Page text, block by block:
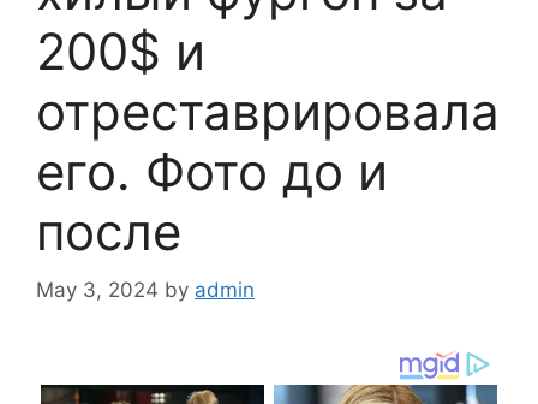
200$ и
отреставрировала
его. Фото до и
после
May 3, 2024 by admin